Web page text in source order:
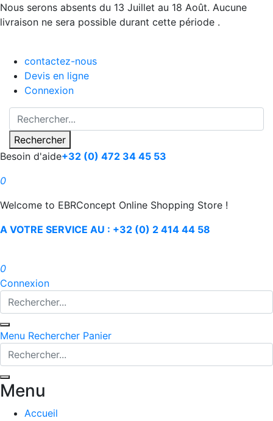
Nous serons absents du 13 Juillet au 18 Août. Aucune
livraison ne sera possible durant cette période .
contactez-nous
Devis en ligne
Connexion
Rechercher
Besoin d'aide+32 (0) 472 34 45 53
0
Welcome to EBRConcept Online Shopping Store !
A VOTRE SERVICE AU : +32 (0) 2 414 44 58
0
Connexion
Menu Rechercher Panier
Menu
Accueil